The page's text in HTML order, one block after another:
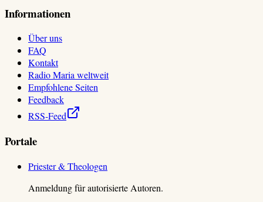
Informationen
Über uns
FAQ
Kontakt
Radio Maria weltweit
Empfohlene Seiten
Feedback
RSS-Feed
Portale
Priester & Theologen
Anmeldung für autorisierte Autoren.